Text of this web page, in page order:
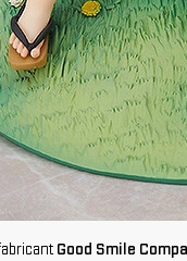
Good Smile